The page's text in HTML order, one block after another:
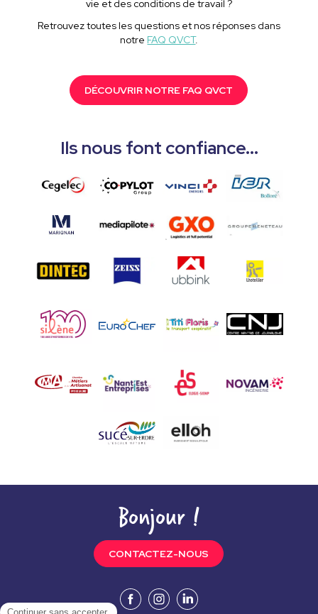
vie et des conditions de travail ?
Retrouvez toutes les questions et nos réponses dans
notre FAQ QVCT.
DÉCOUVRIR NOTRE FAQ QVCT
Ils nous font confiance...
Bonjour !
CONTACTEZ-NOUS